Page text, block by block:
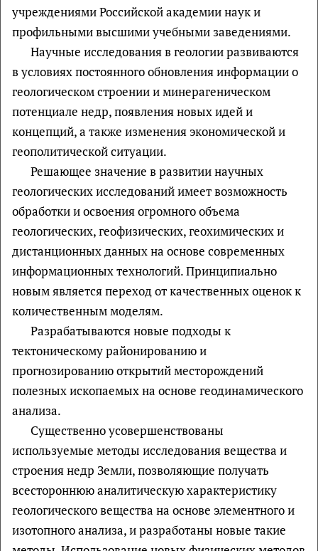
учреждениями Российской академии наук и
профильными высшими учебными заведениями.
Научные исследования в геологии развиваются
в условиях постоянного обновления информации о
геологическом строении и минерагеническом
потенциале недр, появления новых идей и
концепций, а также изменения экономической и
геополитической ситуации.
Решающее значение в развитии научных
геологических исследований имеет возможность
обработки и освоения огромного объема
геологических, геофизических, геохимических и
дистанционных данных на основе современных
информационных технологий. Принципиально
новым является переход от качественных оценок к
количественным моделям.
Разрабатываются новые подходы к
тектоническому районированию и
прогнозированию открытий месторождений
полезных ископаемых на основе геодинамического
анализа.
Существенно усовершенствованы
используемые методы исследования вещества и
строения недр Земли, позволяющие получать
всестороннюю аналитическую характеристику
геологического вещества на основе элементного и
изотопного анализа, и разработаны новые такие